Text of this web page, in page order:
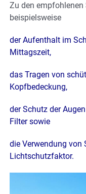
Zu den
beispielsweise
der Aufenthalt im
Mittagszeit,
das Tragen von
Kopfbedeckung,
der Schutz der
Filter sowie
die Verwendung
Lichtschutzfaktor.